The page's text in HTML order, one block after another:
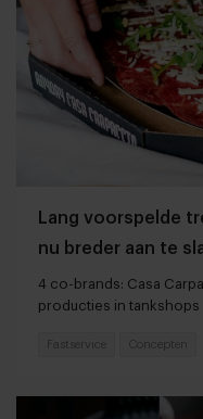
Lang voorspelde
nu breder aan te
4 co-brands: Casa
producties in tankshops
Fastservice Concepten